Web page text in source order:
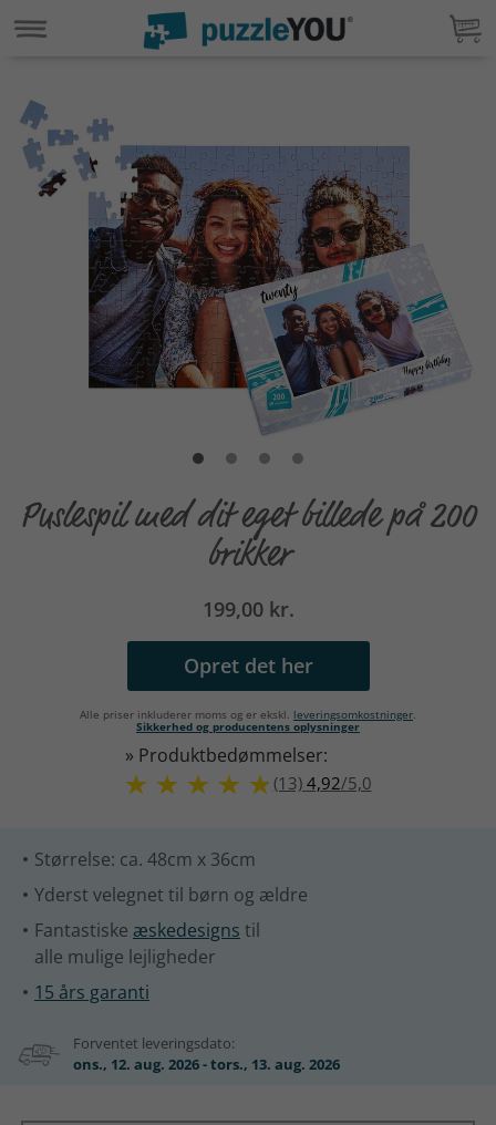
Puslespil med dit eget billede på 200
brikker
» Produktbedømmelser:
(13) 4,92/5,0
Størrelse: ca. 48cm x 36cm
Yderst velegnet til børn og ældre
Fantastiske æskedesigns til
alle mulige lejligheder
15 års garanti
Forventet leveringsdato:
ons., 12. aug. 2026 - tors., 13. aug. 2026
199,00 kr.
Opret det her
Alle priser inkluderer moms og er ekskl. leveringsomkostninger.
Sikkerhed og producentens oplysninger